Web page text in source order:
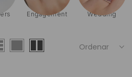
Engagement Wedding
Ordenar